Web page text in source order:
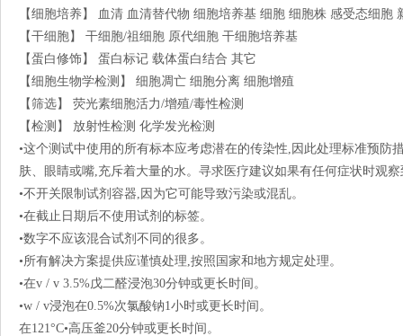
【细胞培养】 血清 血清替代物 细胞培养基 细胞 细胞株 感受态细胞
【干细胞】 干细胞/祖细胞 原代细胞 干细胞培养基
【蛋白修饰】 蛋白标记 载体蛋白结合 其它
【细胞生物学检测】 细胞凋亡 细胞分离 细胞增殖
【筛选】 荧光素细胞活力/增殖/毒性检测
【检测】 放射性检测 化学发光检测
•这个测试中使用的所有标本应考虑潜在的传染性,因此处理标准预
肤、眼睛或嘴,充斥着大量的水。寻求医疗建议如果有任何症状时观
•不开关限制试剂容器,因为它可能导致污染或混乱。
•在截止日期后不使用试剂的标签。
•数字不应该混合试剂不同的很多。
•所有解决方案提供应谨慎处理,按照国家和地方规定处理。
•在v / v 3.5%戊二醛浸泡30分钟或更长时间。
•w / v浸泡在0.5%次氯酸钠1小时或更长时间。
在121°C•高压釜20分钟或更长时间。